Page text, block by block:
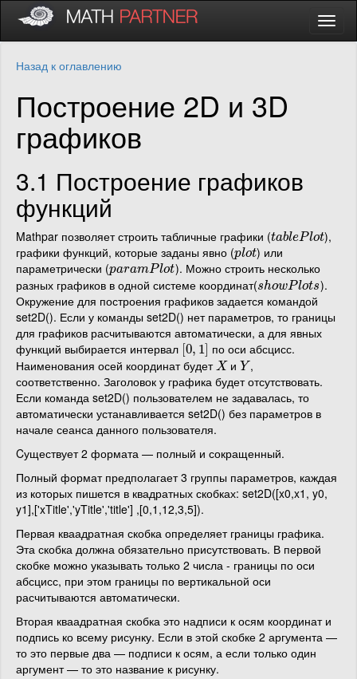
Назад к оглавлению
Построение 2D и 3D
графиков
3.1 Построение графиков
функций
Mathpar позволяет строить табличные графики (tablePlot
tablePlot ),
графики функций, которые заданы явно (plot
plot ) или
параметрически (paramPlot
paramPlot
). Можно строить несколько
разных графиков в одной системе координат(showPlots
showPlots
).
Окружение для построения графиков задается командой
set2D(). Если у команды set2D() нет параметров, то границы
для графиков расчитываются автоматически, а для явных
функций выбирается интервал [0, 1]
[0,1] по оси абсцисс.
Наименования осей координат будетX
X иY
Y ,
соответственно. Заголовок у графика будет отсутствовать.
Если команда set2D() пользователем не задавалась, то
автоматически устанавливается set2D() без параметров в
начале сеанса данного пользователя.
Cуществует 2 формата — полный и сокращенный.
Полный формат предполагает 3 группы параметров, каждая
из которых пишется в квадратных скобках: set2D([x0,x1, y0,
y1],['xTitle','yTitle','title'] ,[0,1,12,3,5]).
Первая кваадратная скобка определяет границы графика.
Эта скобка должна обязательно присутствовать. В первой
скобке можно указывать только 2 числа - границы по оси
абсцисс, при этом границы по вертикальной оси
расчитываются автоматически.
Вторая кваадратная скобка это надписи к осям координат и
подпись ко всему рисунку. Если в этой скобке 2 аргумента —
то это первые два — подписи к осям, а если только один
аргумент — то это название к рисунку.